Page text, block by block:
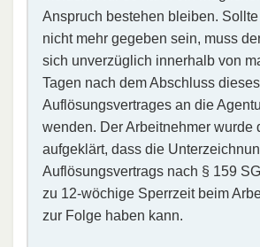
Anspruch bestehen bleiben.
nicht mehr gegeben sein, muss
sich unverzüglich innerhalb von
Tagen nach dem Abschluss dieses
Auflösungsvertrages an die
wenden. Der Arbeitnehmer wurde
aufgeklärt, dass die
Auflösungsvertrags nach § 159
zu 12-wöchige Sperrzeit beim
zur Folge haben kann.